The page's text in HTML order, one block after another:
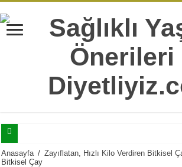
Selülitler İle Mücadele Edebilmeniz İçin Mutlaka
Anasayfa / Zayıflatan, Hızlı Kilo Verdiren Bitkisel
Bitkisel Çay